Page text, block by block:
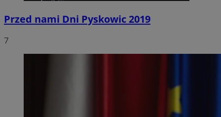
Przed nami Dni Pyskowic 2019
7